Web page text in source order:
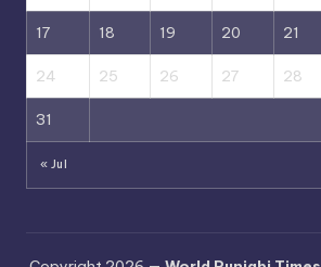
17 18 19 20 21
24 25 26 27 28
31
« Jul